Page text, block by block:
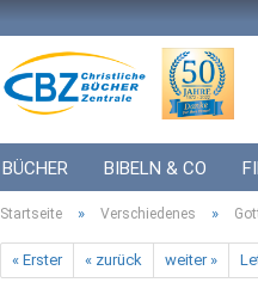
BÜCHER BIBELN & CO
ICF BÜCHER
Startseite » Verschiedenes »
« Erster « zurück weiter »